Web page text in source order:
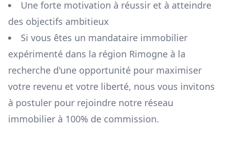
Une forte motivation à réussir et à atteindre
des objectifs ambitieux
Si vous êtes un mandataire immobilier
expérimenté dans la région Rimogne à la
recherche d'une opportunité pour maximiser
votre revenu et votre liberté, nous vous invitons
à postuler pour rejoindre notre réseau
immobilier à 100% de commission.